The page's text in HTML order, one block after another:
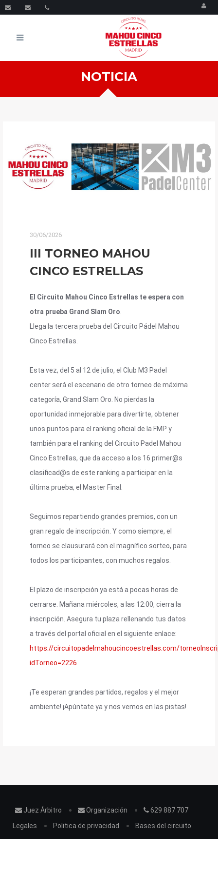
Menu
NOTICIA
30/06/2026
III TORNEO MAHOU
CINCO ESTRELLAS
El Circuito Mahou Cinco Estrellas te espera con
otra prueba Grand Slam Oro
Llega la tercera prueba del Circuito Pádel Mahou
Cinco Estrellas.
Esta vez, del 5 al 12 de julio, el Club M3 Padel
center será el escenario de otro torneo de máxima
categoría, Grand Slam Oro. No pierdas la
oportunidad inmejorable para divertirte, obtener
unos puntos para el ranking oficial de la FMP y
también para el ranking del Circuito Padel Mahou
Cinco Estrellas, que da acceso a los 16 primer@s
clasificad@s de este ranking a participar en la
última prueba, el Master Final.
Seguimos repartiendo grandes premios, con un
gran regalo de inscripción. Y como siempre, el
torneo se clausurará con el magnífico sorteo, para
todos los participantes, con muchos regalos.
El plazo de inscripción ya está a pocas horas de
cerrarse. Mañana miércoles, a las 12:00, cierra la
inscripción. Asegura tu plaza rellenando tus datos
a través del portal oficial en el siguiente enlace:
https://circuitopadelmahoucincoestrellas.com/
idTorneo=2226
¡Te esperan grandes partidos, regalos y el mejor
ambiente! ¡Apúntate ya y nos vemos en las pistas!
Juez Árbitro Organización
629 887 707
Legales
Politica de privacidad Bases del circuito